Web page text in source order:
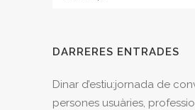
DARRERES ENTRADES
Dinar d’estiu:jornada de
persones usuàries,